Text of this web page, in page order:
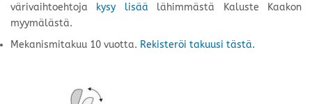
värivaihtoehtoja kysy lisää lähimmästä Kaluste Kaakon
myymälästä.
Mekanismitakuu 10 vuotta. Rekisteröi takuusi tästä.